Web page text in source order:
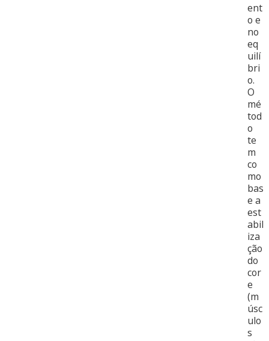
ent
o e
no
eq
uilí
bri
o.
O
mé
tod
o
te
m
co
mo
bas
e a
est
abil
iza
ção
do
cor
e
(m
úsc
ulo
s